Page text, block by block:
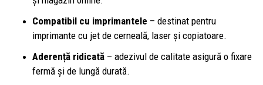
Compatibil cu imprimantele – destinat pentru
imprimante cu jet de cerneală, laser și copiatoare.
Aderență ridicată – adezivul de calitate asigură o fixare
fermă și de lungă durată.